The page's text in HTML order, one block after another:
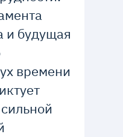
и будущая
времени